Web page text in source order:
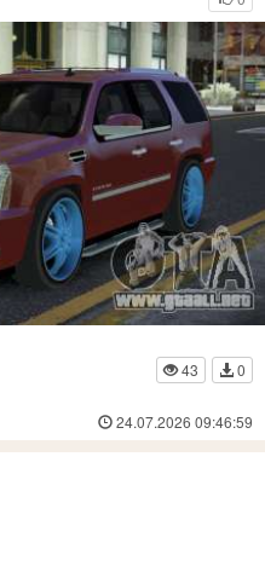
43
0
24.07.2026 09:46:59